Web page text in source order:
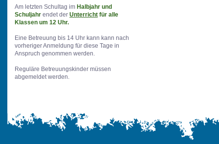
Am letzten Schultag im Halbjahr und
Schuljahr endet der Unterricht für alle
Klassen um 12 Uhr.
Eine Betreuung bis 14 Uhr kann kann nach
vorheriger Anmeldung für diese Tage in
Anspruch genommen werden.
Reguläre Betreuungskinder müssen
abgemeldet werden.